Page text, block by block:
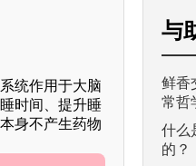
统作用于大脑
时间、提升睡
身不产生药物
与
鲜香
常哲
什么
的？